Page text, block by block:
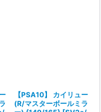
【PSA10】 カイリュー
(R/マスターボールミラ